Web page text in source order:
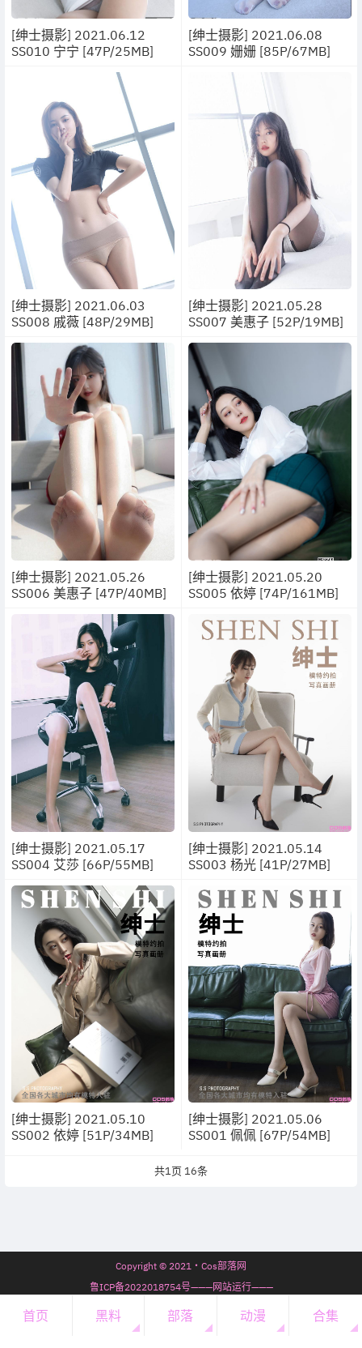
[绅士摄影] 2021.06.12
SS010 宁宁 [47P/25MB]
[绅士摄影] 2021.06.08
SS009 姗姗 [85P/67MB]
[绅士摄影] 2021.06.03
SS008 戚薇 [48P/29MB]
[绅士摄影] 2021.05.28
SS007 美惠子 [52P/19MB]
[绅士摄影] 2021.05.26
SS006 美惠子 [47P/40MB]
[绅士摄影] 2021.05.20
SS005 依婷 [74P/161MB]
[绅士摄影] 2021.05.17
SS004 艾莎 [66P/55MB]
[绅士摄影] 2021.05.14
SS003 杨光 [41P/27MB]
[绅士摄影] 2021.05.10
SS002 依婷 [51P/34MB]
[绅士摄影] 2021.05.06
SS001 佩佩 [67P/54MB]
共1页 16条
Copyright © 2021・Cos部落网
鲁ICP备2022018754号———网站运行———
7年67天13时41分4秒
开通会员
会员必看 微信公众号
首页 黑料 部落 动漫 合集